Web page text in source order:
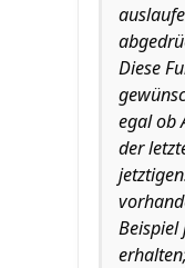
Diese
egal ob
der
Beispiel